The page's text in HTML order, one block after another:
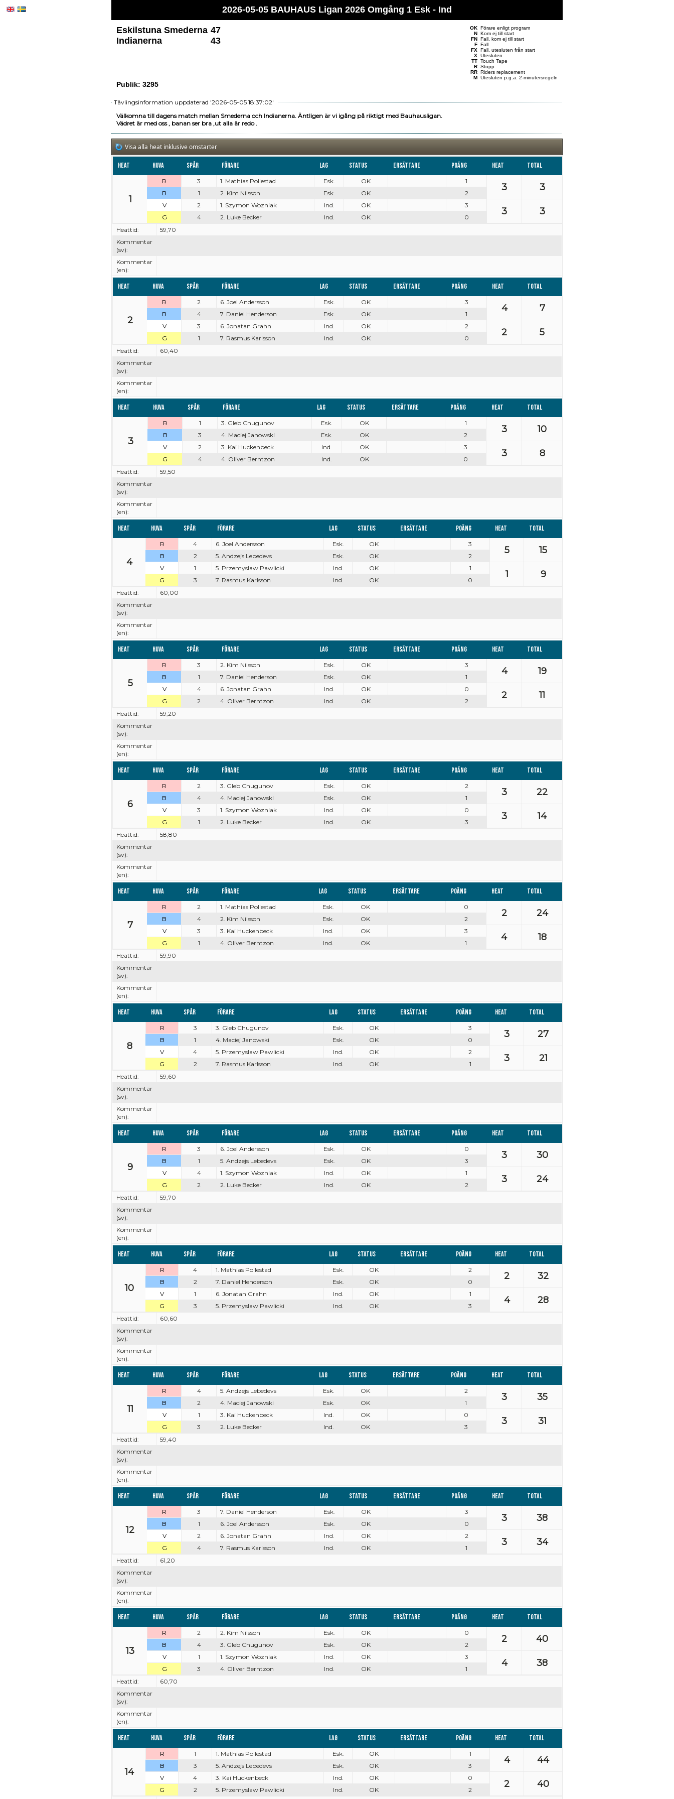
2026-05-05 BAUHAUS Ligan 2026 Omgång 1 Esk - Ind
OK Förare enligt program
N Kom ej till start
FN Fall, kom ej till start
F Fall
FX Fall, utesluten från start
X Utesluten
TT Touch Tape
R Stopp
RR Riders replacement
M Utesluten p.g.a. 2-minutersregeln
Eskilstuna Smederna 47
Indianerna
43
Publik: 3295
Tävlingsinformation uppdaterad '2026-05-05 18:37:02'
Välkomna till dagens match mellan Smederna och Indianerna. Äntligen är vi igång på riktigt med Bauhausligan.
Vädret är med oss , banan ser bra ,ut alla är redo .
Visa alla heat inklusive omstarter
Heat Huva Spår Förare Lag Status Ersättare Poäng Heat Total
1
R 3 1. Mathias Pollestad Esk. OK 1
3 3
B 1 2. Kim Nilsson Esk. OK
2
V
2 1. Szymon Wozniak Ind. OK 3
3 3
G 4 2. Luke Becker Ind. OK
0
Heattid:
59,70
Kommentar
(sv):
Kommentar
(en):
Heat Huva Spår Förare Lag Status Ersättare Poäng Heat Total
2
R 2 6. Joel Andersson Esk. OK 3
4 7
B 4 7. Daniel Henderson Esk. OK
1
V
3 6. Jonatan Grahn Ind. OK 2
2 5
G 1 7. Rasmus Karlsson Ind. OK
0
Heattid:
60,40
Kommentar
(sv):
Kommentar
(en):
Heat Huva Spår Förare Lag Status Ersättare Poäng Heat Total
3
R 1 3. Gleb Chugunov Esk. OK 1
3 10
B 3 4. Maciej Janowski Esk. OK
2
V
2 3. Kai Huckenbeck Ind. OK 3
3 8
G 4 4. Oliver Berntzon Ind. OK
0
Heattid:
59,50
Kommentar
(sv):
Kommentar
(en):
Heat Huva Spår Förare Lag Status Ersättare Poäng Heat Total
4
R 4 6. Joel Andersson Esk. OK 3
5 15
B 2 5. Andzejs Lebedevs Esk. OK
2
V
1 5. Przemyslaw Pawlicki Ind. OK 1
1 9
G 3 7. Rasmus Karlsson Ind. OK
0
Heattid:
60,00
Kommentar
(sv):
Kommentar
(en):
Heat Huva Spår Förare Lag Status Ersättare Poäng Heat Total
5
R 3 2. Kim Nilsson Esk. OK 3
4 19
B 1 7. Daniel Henderson Esk. OK
1
V
4 6. Jonatan Grahn Ind. OK 0
2 11
G 2 4. Oliver Berntzon Ind. OK
2
Heattid:
59,20
Kommentar
(sv):
Kommentar
(en):
Heat Huva Spår Förare Lag Status Ersättare Poäng Heat Total
6
R 2 3. Gleb Chugunov Esk. OK 2
3 22
B 4 4. Maciej Janowski Esk. OK
1
V
3 1. Szymon Wozniak Ind. OK 0
3 14
G 1 2. Luke Becker Ind. OK
3
Heattid:
58,80
Kommentar
(sv):
Kommentar
(en):
Heat Huva Spår Förare Lag Status Ersättare Poäng Heat Total
7
R 2 1. Mathias Pollestad Esk. OK 0
2 24
B 4 2. Kim Nilsson Esk. OK
2
V
3 3. Kai Huckenbeck Ind. OK 3
4 18
G 1 4. Oliver Berntzon Ind. OK
1
Heattid:
59,90
Kommentar
(sv):
Kommentar
(en):
Heat Huva Spår Förare Lag Status Ersättare Poäng Heat Total
8
R 3 3. Gleb Chugunov Esk. OK 3
3 27
B 1 4. Maciej Janowski Esk. OK
0
V
4 5. Przemyslaw Pawlicki Ind. OK 2
3 21
G 2 7. Rasmus Karlsson Ind. OK
1
Heattid:
59,60
Kommentar
(sv):
Kommentar
(en):
Heat Huva Spår Förare Lag Status Ersättare Poäng Heat Total
9
R 3 6. Joel Andersson Esk. OK 0
3 30
B 1 5. Andzejs Lebedevs Esk. OK
3
V
4 1. Szymon Wozniak Ind. OK 1
3 24
G 2 2. Luke Becker Ind. OK
2
Heattid:
59,70
Kommentar
(sv):
Kommentar
(en):
Heat Huva Spår Förare Lag Status Ersättare Poäng Heat Total
10
R 4 1. Mathias Pollestad Esk. OK 2
2 32
B 2 7. Daniel Henderson Esk. OK
0
V
1 6. Jonatan Grahn Ind. OK 1
4 28
G 3 5. Przemyslaw Pawlicki Ind. OK
3
Heattid:
60,60
Kommentar
(sv):
Kommentar
(en):
Heat Huva Spår Förare Lag Status Ersättare Poäng Heat Total
11
R 4 5. Andzejs Lebedevs Esk. OK 2
3 35
B 2 4. Maciej Janowski Esk. OK
1
V
1 3. Kai Huckenbeck Ind. OK 0
3 31
G 3 2. Luke Becker Ind. OK
3
Heattid:
59,40
Kommentar
(sv):
Kommentar
(en):
Heat Huva Spår Förare Lag Status Ersättare Poäng Heat Total
12
R 3 7. Daniel Henderson Esk. OK 3
3 38
B 1 6. Joel Andersson Esk. OK
0
V
2 6. Jonatan Grahn Ind. OK 2
3 34
G 4 7. Rasmus Karlsson Ind. OK
1
Heattid:
61,20
Kommentar
(sv):
Kommentar
(en):
Heat Huva Spår Förare Lag Status Ersättare Poäng Heat Total
13
R 2 2. Kim Nilsson Esk. OK 0
2 40
B 4 3. Gleb Chugunov Esk. OK
2
V
1 1. Szymon Wozniak Ind. OK 3
4 38
G 3 4. Oliver Berntzon Ind. OK
1
Heattid:
60,70
Kommentar
(sv):
Kommentar
(en):
Heat Huva Spår Förare Lag Status Ersättare Poäng Heat Total
14
R 1 1. Mathias Pollestad Esk. OK 1
4 44
B 3 5. Andzejs Lebedevs Esk. OK
3
V
4 3. Kai Huckenbeck Ind. OK 0
2 40
G 2 5. Przemyslaw Pawlicki Ind. OK
2